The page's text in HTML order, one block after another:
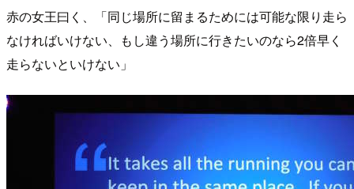
赤の女王曰く、「同じ場所に留まるためには可能な限り走ら
なければいけない、もし違う場所に行きたいのなら2倍早く
走らないといけない」